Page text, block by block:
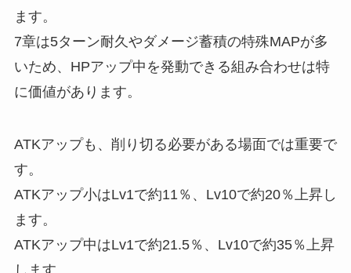
ます。
7章は5ターン耐久やダメージ蓄積の特殊MAPが多
いため、HPアップ中を発動できる組み合わせは特
に価値があります。
ATKアップも、削り切る必要がある場面では重要で
す。
ATKアップ小はLv1で約11％、Lv10で約20％上昇し
ます。
ATKアップ中はLv1で約21.5％、Lv10で約35％上昇